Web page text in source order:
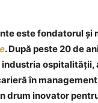
este fondatorul și
. După peste 20 de
ospitalității,
în
drum inovator